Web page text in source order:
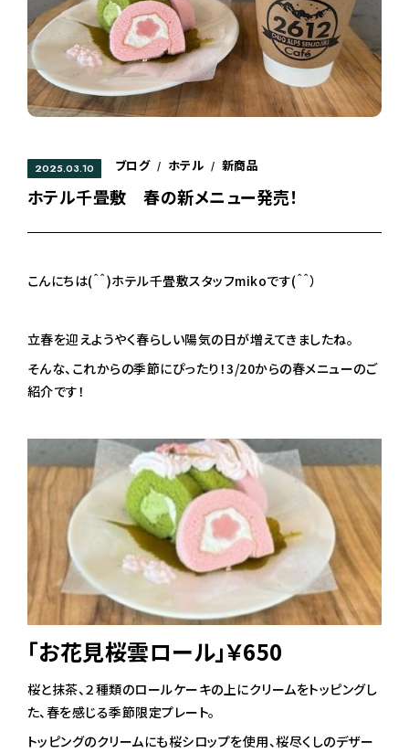
2025.03.10 ブログ / ホテル / 新商品
ホテル千畳敷 春の新メニュー発売！
こんにちは(＾＾)ホテル千畳敷スタッフmikoです(＾＾）
立春を迎えようやく春らしい陽気の日が増えてきましたね。
そんな、これからの季節にぴったり！3/20からの春メニューのご
紹介です！
「お花見桜雲ロール」￥650
桜と抹茶、２種類のロールケーキの上にクリームをトッピングし
た、春を感じる季節限定プレート。
トッピングのクリームにも桜シロップを使用、桜尽くしのデザー